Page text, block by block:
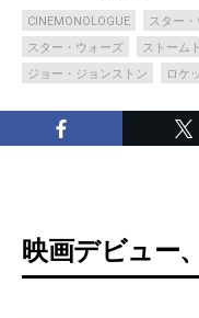
CINEMONOLOGUE スター
スター・ウォーズ
ストーム
ジョー・ジョンストン
ロケ
映画デビュー